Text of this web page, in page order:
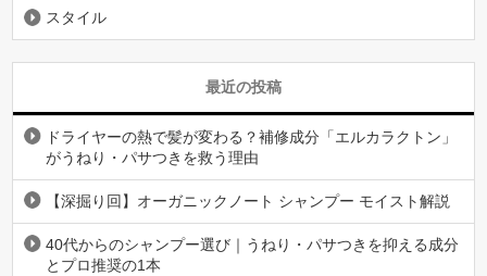
スタイル
最近の投稿
ドライヤーの熱で髪が変わる？補修成分「エルカラクトン」
がうねり・パサつきを救う理由
【深掘り回】オーガニックノート シャンプー モイスト解説
40代からのシャンプー選び｜うねり・パサつきを抑える成分
とプロ推奨の1本